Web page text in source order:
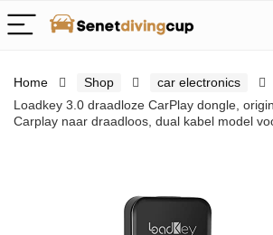
Home Shop car electronics
Loadkey 3.0 draadloze CarPlay dongle,
Carplay naar draadloos, dual kabel model